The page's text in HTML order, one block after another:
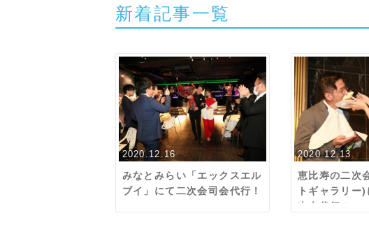
新着記事一覧
2020.12.16
みなとみらい「エックスエル
ブイ」にて二次会司会代行！
2020.12.13
恵比寿の二次
トギャラリー
次会代行！